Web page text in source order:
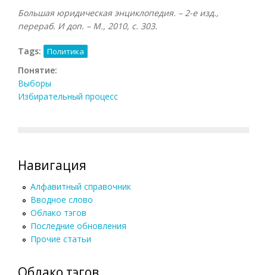
Большая юридическая энциклопедия. – 2-е изд.,
перераб. И доп. – М., 2010, с. 303.
Tags: Политика
Понятие:
Выборы
Избирательный процесс
Навигация
Алфавитный справочник
Вводное слово
Облако тэгов
Последние обновления
Прочие статьи